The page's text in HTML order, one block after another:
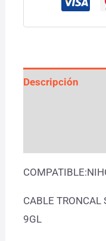
Descripción
CABLE
9GL